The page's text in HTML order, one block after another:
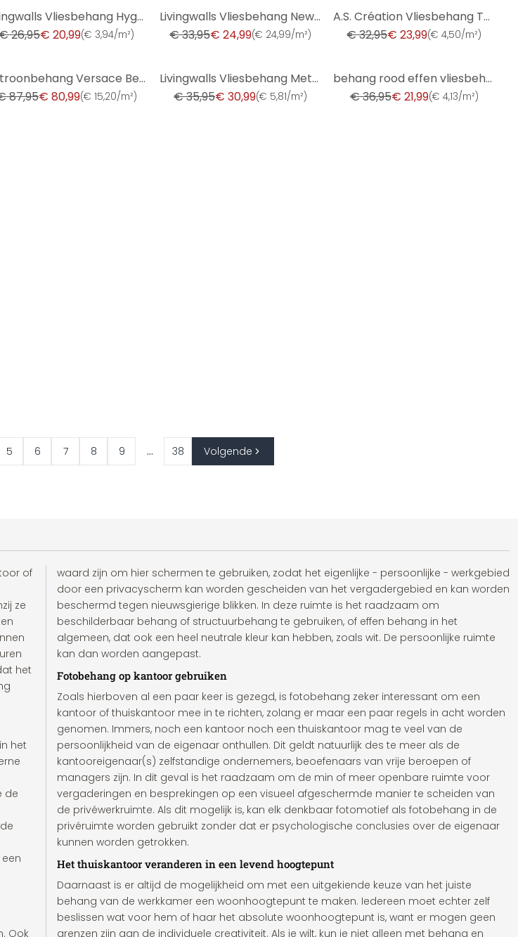
Livingwalls Vliesbehang Hygge
26,95€ 20,99(€ 3,94/m²)
Livingwalls Vliesbehang New Walls - Cosy & Relax
€ 33,95€ 24,99(€ 24,99/m²)
A.S. Création Vliesbehang The BOS - Battle of Style Structuurbehang Crème, Wit
€ 32,95€ 23,99(€ 4,50/m²)
Patroonbehang Versace Behang Greek Metallic, Zwart
87,95€ 80,99(€ 15,20/m²)
Livingwalls Vliesbehang Metropolitan Stories
€ 35,95€ 30,99(€ 5,81/m²)
behang rood effen vliesbehang van A.S. Creation licht gestructureerd mat
€ 36,95€ 21,99(€ 4,13/m²)
5 6 7 8 9 ... 38 Volgende
of
ze
het
het
de
Ook
waard zijn om hier schermen te gebruiken, zodat het eigenlijke - persoonlijke - werkgebied
door een privacyscherm kan worden gescheiden van het vergadergebied en kan worden
beschermd tegen nieuwsgierige blikken. In deze ruimte is het raadzaam om
beschilderbaar behang of structuurbehang te gebruiken, of effen behang in het
algemeen, dat ook een heel neutrale kleur kan hebben, zoals wit. De persoonlijke ruimte
kan dan worden aangepast.
Fotobehang op kantoor gebruiken
Zoals hierboven al een paar keer is gezegd, is fotobehang zeker interessant om een
kantoor of thuiskantoor mee in te richten, zolang er maar een paar regels in acht worden
genomen. Immers, noch een kantoor noch een thuiskantoor mag te veel van de
persoonlijkheid van de eigenaar onthullen. Dit geldt natuurlijk des te meer als de
kantooreigenaar(s) zelfstandige ondernemers, beoefenaars van vrije beroepen of
managers zijn. In dit geval is het raadzaam om de min of meer openbare ruimte voor
vergaderingen en besprekingen op een visueel afgeschermde manier te scheiden van
de privéwerkruimte. Als dit mogelijk is, kan elk denkbaar fotomotief als fotobehang in de
privéruimte worden gebruikt zonder dat er psychologische conclusies over de eigenaar
kunnen worden getrokken.
Het thuiskantoor veranderen in een levend hoogtepunt
Daarnaast is er altijd de mogelijkheid om met een uitgekiende keuze van het juiste
behang van de werkkamer een woonhoogtepunt te maken. Iedereen moet echter zelf
beslissen wat voor hem of haar het absolute woonhoogtepunt is, want er mogen geen
grenzen zijn aan de individuele creativiteit. Als je wilt, kun je niet alleen met behang en